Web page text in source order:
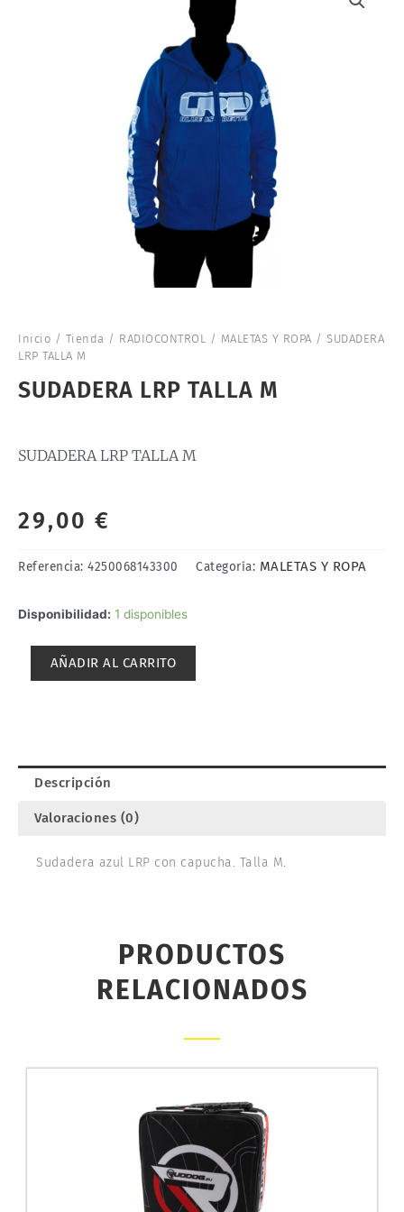
Inicio / Tienda / RADIOCONTROL / MALETAS Y ROPA / SUDADERA
LRP TALLA M
SUDADERA LRP TALLA M
SUDADERA LRP TALLA M
29,00 €
Referencia: 4250068143300 Categoría: MALETAS Y ROPA
Disponibilidad: 1 disponibles
SUDADERA
AÑADIR AL CARRITO
Descripción
Valoraciones (0)
Sudadera azul LRP con capucha. Talla M.
PRODUCTOS
RELACIONADOS